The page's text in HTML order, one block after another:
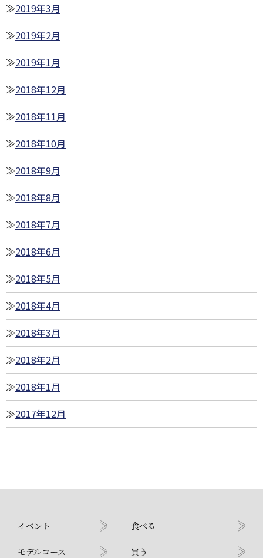
2019年3月
2019年2月
2019年1月
2018年12月
2018年11月
2018年10月
2018年9月
2018年8月
2018年7月
2018年6月
2018年5月
2018年4月
2018年3月
2018年2月
2018年1月
2017年12月
イベント
モデルコース
食べる
買う